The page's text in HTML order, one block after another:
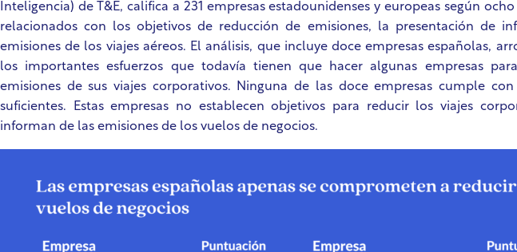
Inteligencia) de T&E, califica a 231 empresas estadounidenses y europeas según
relacionados con los objetivos de reducción de emisiones, la presentación de
emisiones de los viajes aéreos. El análisis, que incluye doce empresas españolas,
los importantes esfuerzos que todavía tienen que hacer algunas empresas
emisiones de sus viajes corporativos. Ninguna de las doce empresas cumple
suficientes. Estas empresas no establecen objetivos para reducir los viajes
informan de las emisiones de los vuelos de negocios.